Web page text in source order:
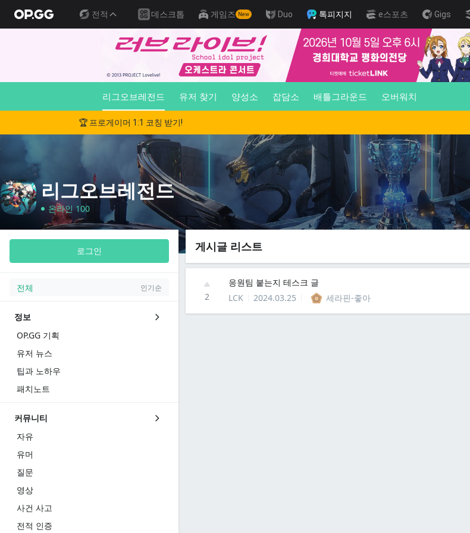
전적 데스크톱 게임즈 New Duo 톡피지지 e스포츠 Gigs
리그오브레전드 유저 찾기 양성소 잡담소 배틀그라운드 오버워치
🏆 프로게이머 1:1 코칭 받기!
리그오브레전드
온라인 100
로그인
전체 인기순
정보
OP.GG 기획
유저 뉴스
팁과 노하우
패치노트
커뮤니티
자유
유머
질문
영상
사건 사고
전적 인증
게시글 리스트
2
응원팀 붙는지 테스크 글
LCK
2024.03.25 세라핀-좋아